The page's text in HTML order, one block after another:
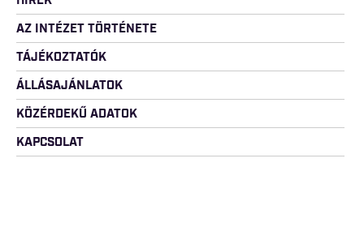
AZ INTÉZET TÖRTÉNETE
TÁJÉKOZTATÓK
ÁLLÁSAJÁNLATOK
KÖZÉRDEKŰ ADATOK
KAPCSOLAT